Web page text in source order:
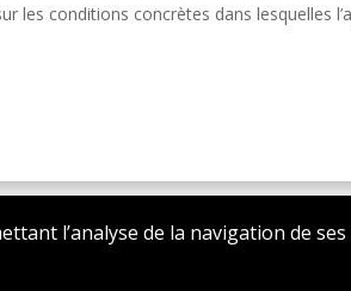
l’analyse de la navigation de
les conditions concrètes dans lesquelles